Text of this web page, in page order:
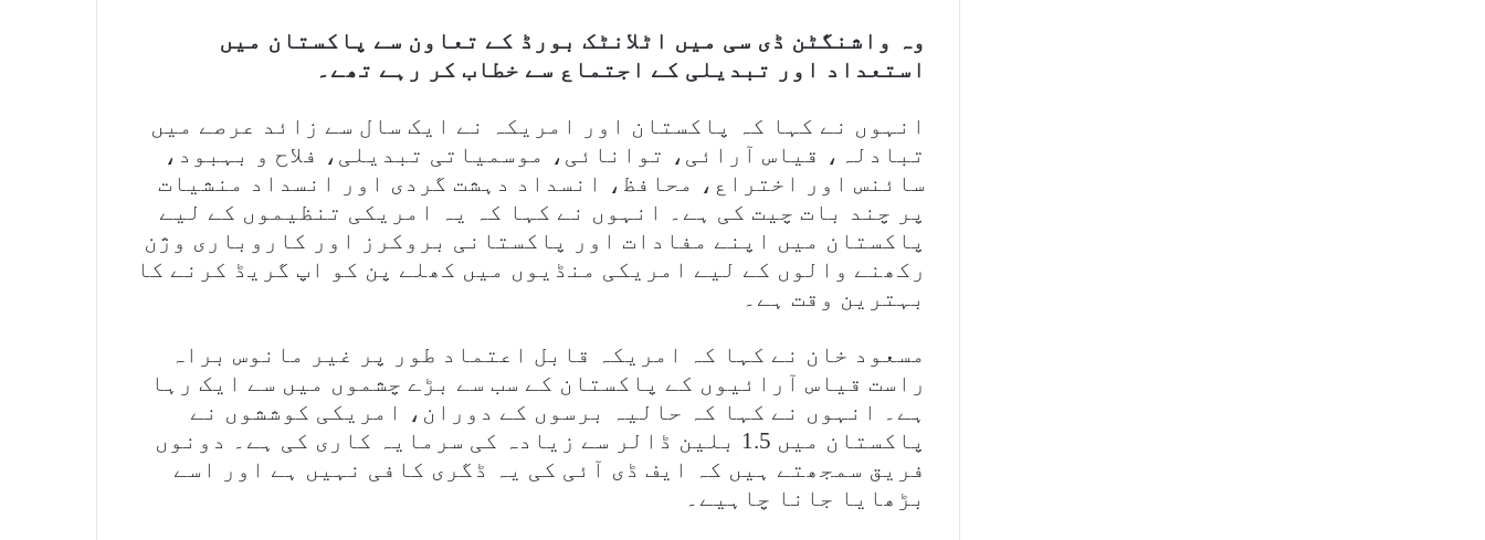
وہ واشنگٹن ڈی سی میں اٹلانٹک بورڈ کے تعاون سے پاکستان میں
استعداد اور تبدیلی کے اجتماع سے خطاب کر رہے تھے۔
انہوں نے کہا کہ پاکستان اور امریکہ نے ایک سال سے زائد عرصے میں
تبادلہ، قیاس آرائی، توانائی، موسمیاتی تبدیلی، فلاح و بہبود،
سائنس اور اختراع، محافظ، انسداد دہشت گردی اور انسداد منشیات
پر چند بات چیت کی ہے۔ انہوں نے کہا کہ یہ امریکی تنظیموں کے لیے
پاکستان میں اپنے مفادات اور پاکستانی بروکرز اور کاروباری وژن
رکھنے والوں کے لیے امریکی منڈیوں میں کھلے پن کو اپ گریڈ کرنے کا
بہترین وقت ہے۔
مسعود خان نے کہا کہ امریکہ قابل اعتماد طور پر غیر مانوس براہ
راست قیاس آرائیوں کے پاکستان کے سب سے بڑے چشموں میں سے ایک رہا
ہے۔ انہوں نے کہا کہ حالیہ برسوں کے دوران، امریکی کوششوں نے
پاکستان میں 1.5 بلین ڈالر سے زیادہ کی سرمایہ کاری کی ہے۔ دونوں
فریق سمجھتے ہیں کہ ایف ڈی آئی کی یہ ڈگری کافی نہیں ہے اور اسے
بڑھایا جانا چاہیے۔